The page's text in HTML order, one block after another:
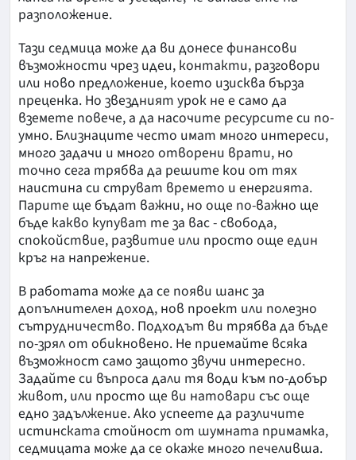
разположение.
Тази седмица може да ви донесе финансови
възможности чрез идеи, контакти, разговори
или ново предложение, което изисква бърза
преценка. Но звездният урок не е само да
вземете повече, а да насочите ресурсите си по-
умно. Близнаците често имат много интереси,
много задачи и много отворени врати, но
точно сега трябва да решите кои от тях
наистина си струват времето и енергията.
Парите ще бъдат важни, но още по-важно ще
бъде какво купуват те за вас - свобода,
спокойствие, развитие или просто още един
кръг на напрежение.
В работата може да се появи шанс за
допълнителен доход, нов проект или полезно
сътрудничество. Подходът ви трябва да бъде
по-зрял от обикновено. Не приемайте всяка
възможност само защото звучи интересно.
Задайте си въпроса дали тя води към по-добър
живот, или просто ще ви натовари със още
едно задължение. Ако успеете да различите
истинската стойност от шумната примамка,
седмицата може да се окаже много печеливша.